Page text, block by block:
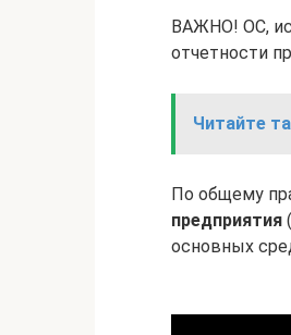
ВАЖНО! ОС,
отчетности
Читайте
По общему
предприятия
основных